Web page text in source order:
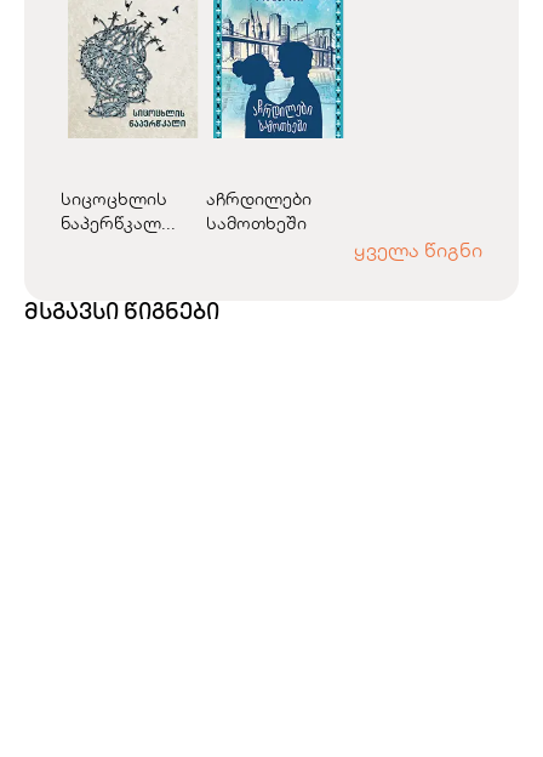
სიცოცხლის
ნაპერწკალ...
აჩრდილები
სამოთხეში
ყველა წიგნი
მსგავსი წიგნები